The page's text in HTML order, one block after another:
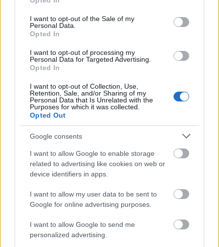
use your data for below specified purposes in below Google
consent section.
I want to opt-out of the Sale of my
Personal Data.
Opted In
I want to opt-out of processing my
Personal Data for Targeted Advertising.
Opted In
I want to opt-out of Collection, Use,
Retention, Sale, and/or Sharing of my
Personal Data that Is Unrelated with the
Purposes for which it was collected.
Opted Out
Google consents
I want to allow Google to enable storage
related to advertising like cookies on web or
device identifiers in apps.
I want to allow my user data to be sent to
Google for online advertising purposes.
I want to allow Google to send me
personalized advertising.
„Csonka évadot zárni nem felemelő
érzés"
mtothorsi•2020. július 15.
Megtartotta évadzáró társulati ülését a Tomcsa
Sándor Színház. A világjárvány próbára tette az